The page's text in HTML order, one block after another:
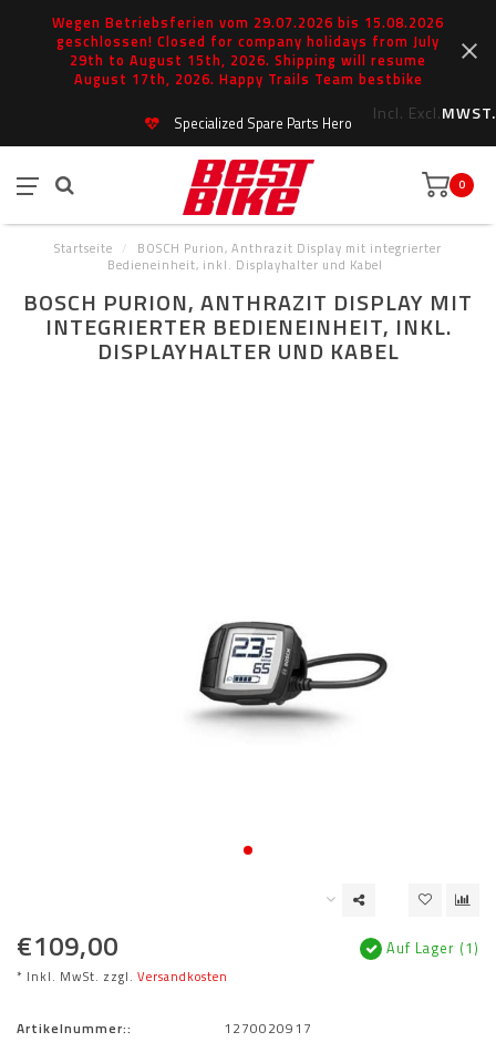
Wegen Betriebsferien vom 29.07.2026 bis 15.08.2026
geschlossen! Closed for company holidays from July
29th to August 15th, 2026. Shipping will resume
August 17th, 2026. Happy Trails Team bestbike
Incl. Excl.MWST.
Specialized Spare Parts Hero
0
Startseite /
BOSCH Purion, Anthrazit Display mit integrierter
Bedieneinheit, inkl. Displayhalter und Kabel
BOSCH PURION, ANTHRAZIT DISPLAY MIT
INTEGRIERTER BEDIENEINHEIT, INKL.
DISPLAYHALTER UND KABEL
€109,00
* Inkl. MwSt. zzgl. Versandkosten
Auf Lager (1)
Artikelnummer::
1270020917